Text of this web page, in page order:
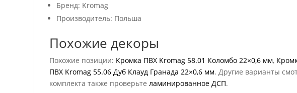
Бренд: Kromag
Производитель: Польша
Похожие декоры
Похожие позиции: Кромка ПВХ Kromag 58.01 Коломбо 22×0,6 мм,
ПВХ Kromag 55.06 Дуб Клауд Гранада 22×0,6 мм. Другие варианты
комплекта также проверьтеламинированное ДСП.